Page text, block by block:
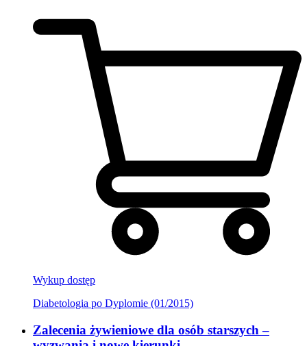
Wykup dostęp
Diabetologia po Dyplomie (01/2015)
Zalecenia żywieniowe dla osób starszych –